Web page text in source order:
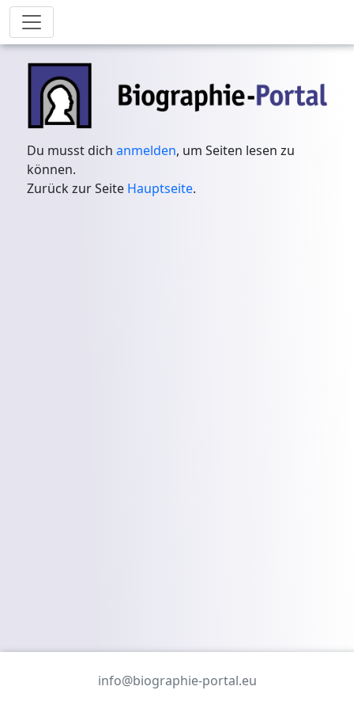
Du musst dichanmelden, um Seiten lesen zu
können.
Zurück zur Seite Hauptseite.
info@biographie-portal.eu